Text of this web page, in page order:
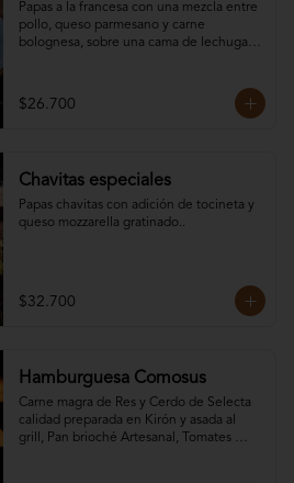
Papas a la francesa con una mezcla entre
pollo, queso parmesano y carne
bolognesa, sobre una cama de lechuga
$26.700
Chavitas especiales
Papas chavitas con adición de tocineta y
queso mozzarella gratinado..
$32.700
Hamburguesa Comosus
Carne magra de Res y Cerdo de Selecta
calidad preparada en Kirón y asada al
grill, Pan brioché Artesanal, Tomates